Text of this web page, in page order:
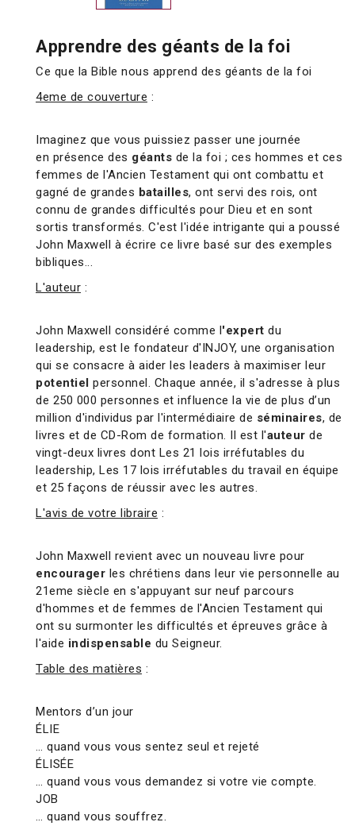
Apprendre des géants de la foi
Ce que la Bible nous apprend des géants de la foi
4eme de couverture :
Imaginez que vous puissiez passer une journée
en présence des géants de la foi ; ces hommes et ces
femmes de l'Ancien Testament qui ont combattu et
gagné de grandes batailles, ont servi des rois, ont
connu de grandes difficultés pour Dieu et en sont
sortis transformés. C'est l'idée intrigante qui a poussé
John Maxwell à écrire ce livre basé sur des exemples
bibliques...
L'auteur :
John Maxwell considéré comme l'expert du
leadership, est le fondateur d'INJOY, une organisation
qui se consacre à aider les leaders à maximiser leur
potentiel personnel. Chaque année, il s'adresse à plus
de 250 000 personnes et influence la vie de plus d’un
million d'individus par l'intermédiaire de séminaires, de
livres et de CD-Rom de formation. Il est l'auteur de
vingt-deux livres dont Les 21 lois irréfutables du
leadership, Les 17 lois irréfutables du travail en équipe
et 25 façons de réussir avec les autres.
L'avis de votre libraire :
John Maxwell revient avec un nouveau livre pour
encourager les chrétiens dans leur vie personnelle au
21eme siècle en s'appuyant sur neuf parcours
d'hommes et de femmes de l'Ancien Testament qui
ont su surmonter les difficultés et épreuves grâce à
l'aide indispensable du Seigneur.
Table des matières :
Mentors d’un jour
ÉLIE
… quand vous vous sentez seul et rejeté
ÉLISÉE
… quand vous vous demandez si votre vie compte.
JOB
… quand vous souffrez.